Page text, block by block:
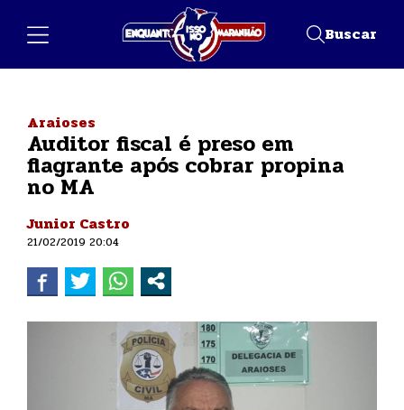
Buscar
Araioses
Auditor fiscal é preso em
flagrante após cobrar propina
no MA
Junior Castro
21/02/2019 20:04